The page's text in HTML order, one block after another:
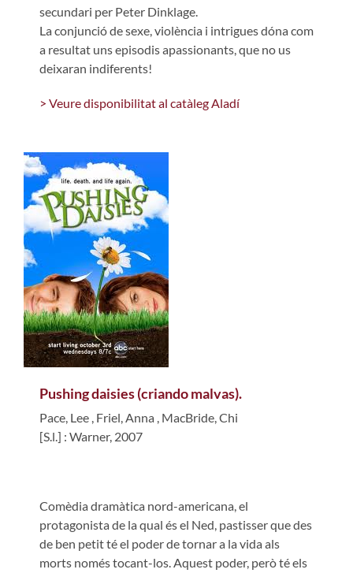
secundari per Peter Dinklage.
La conjunció de sexe, violència i intrigues dóna com
a resultat uns episodis apassionants, que no us
deixaran indiferents!
> Veure disponibilitat al catàleg Aladí
Pushing daisies (criando malvas).
Pace, Lee , Friel, Anna , MacBride, Chi
[S.l.] : Warner, 2007
Comèdia dramàtica nord-americana, el
protagonista de la qual és el Ned, pastisser que des
de ben petit té el poder de tornar a la vida als
morts només tocant-los. Aquest poder, però té els